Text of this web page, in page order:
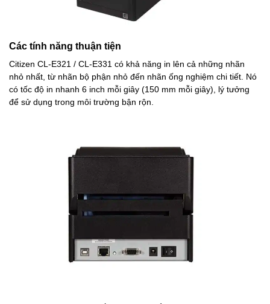
Các tính năng thuận tiện
Citizen CL-E321 / CL-E331 có khả năng in lên cả những nhãn
nhỏ nhất, từ nhãn bộ phận nhỏ đến nhãn ống nghiệm chi tiết. Nó
có tốc độ in nhanh 6 inch mỗi giây (150 mm mỗi giây), lý tưởng
để sử dụng trong môi trường bận rộn.